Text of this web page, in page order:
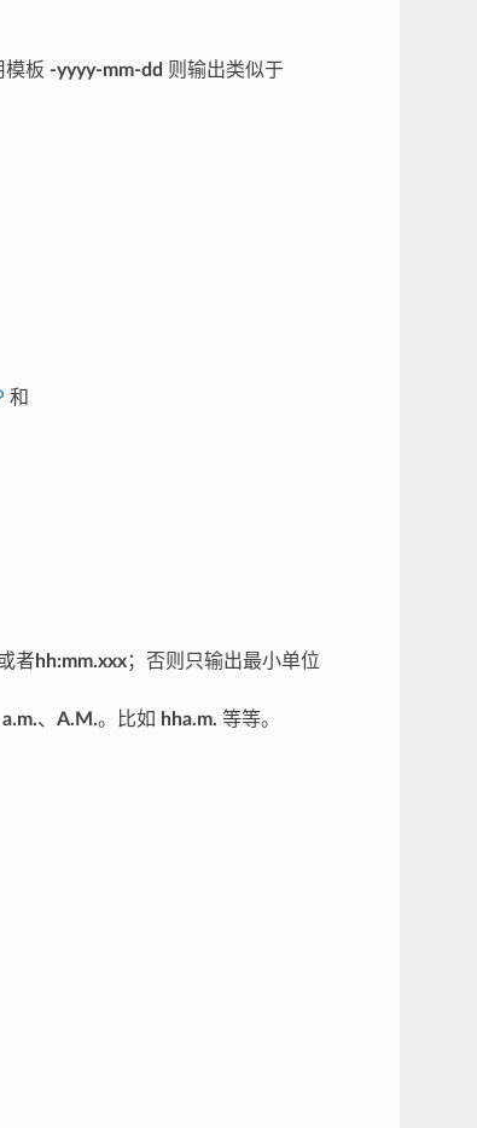
模板 -yyyy-mm-dd 则输出类似于
和
者hh:mm.xxx；否则只输出最小单位
a.m.、 A.M.。比如 hha.m. 等等。